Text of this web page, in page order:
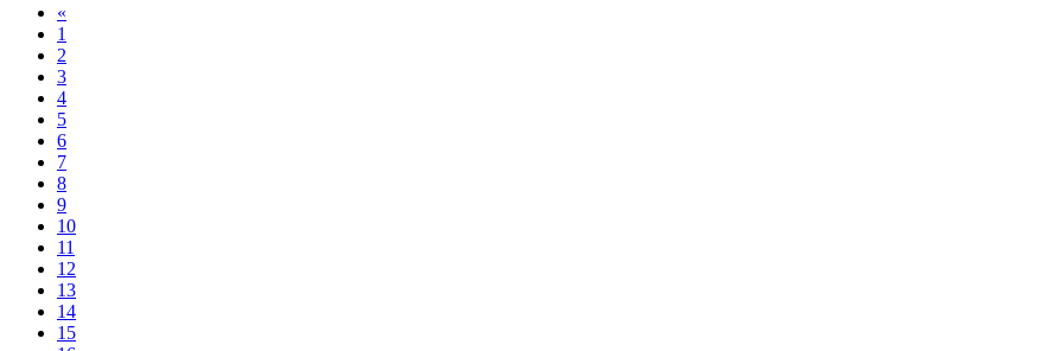
«
1
2
3
4
5
6
7
8
9
10
11
12
13
14
15